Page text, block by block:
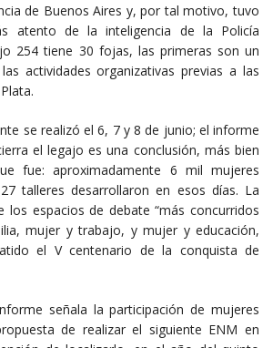
de Buenos Aires y, por tal motivo, tuvo
atento de la inteligencia de la Policía
254 tiene 30 fojas, las primeras son un
actividades organizativas previas a las
se realizó el 6, 7 y 8 de junio; el informe
el legajo es una conclusión, más bien
fue: aproximadamente 6 mil mujeres
talleres desarrollaron en esos días. La
los espacios de debate “más concurridos
mujer y trabajo, y mujer y educación,
el V centenario de la conquista de
señala la participación de mujeres
de realizar el siguiente ENM en